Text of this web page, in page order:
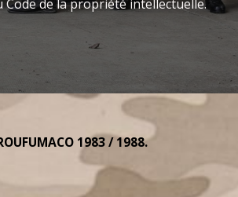
Code de la propriété intellectuelle.
1983 / 1988.